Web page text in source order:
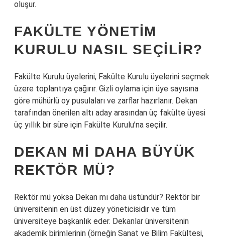
oluşur.
FAKÜLTE YÖNETIM
KURULU NASIL SEÇILIR?
Fakülte Kurulu üyelerini, Fakülte Kurulu üyelerini seçmek
üzere toplantıya çağırır. Gizli oylama için üye sayısına
göre mühürlü oy pusulaları ve zarflar hazırlanır. Dekan
tarafından önerilen altı aday arasından üç fakülte üyesi
üç yıllık bir süre için Fakülte Kurulu’na seçilir.
DEKAN MI DAHA BÜYÜK
REKTÖR MÜ?
Rektör mü yoksa Dekan mı daha üstündür? Rektör bir
üniversitenin en üst düzey yöneticisidir ve tüm
üniversiteye başkanlık eder. Dekanlar üniversitenin
akademik birimlerinin (örneğin Sanat ve Bilim Fakültesi,